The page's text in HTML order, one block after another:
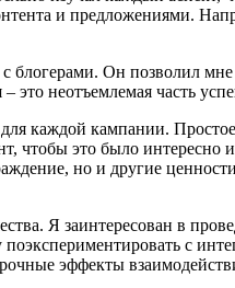
и предложениями.
блогерами. Он позволил мне
неотъемлемая часть
каждой кампании.
чтобы это было интересно
но и другие
Я заинтересован в
с
эффекты